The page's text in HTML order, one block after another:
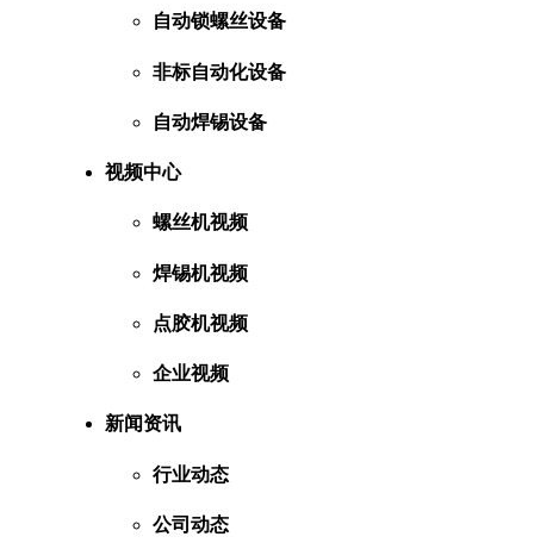
自动锁螺丝设备
非标自动化设备
自动焊锡设备
视频中心
螺丝机视频
焊锡机视频
点胶机视频
企业视频
新闻资讯
行业动态
公司动态